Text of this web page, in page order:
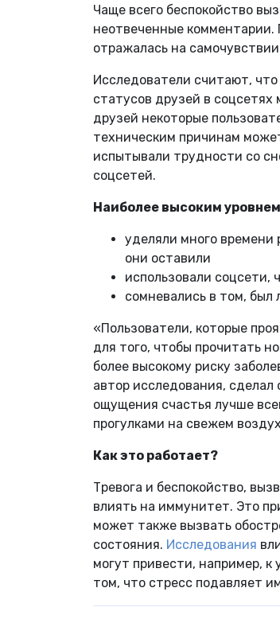
Чаще всего беспокойство
неотвеченные комментарии.
отражалась на
Исследователи считают,
статусов друзей в
друзей некоторые
техническим причинам
испытывали трудности со
соцсетей.
Наиболее высоким
уделяли много
они оставили
использовали соцсети,
сомневались в том,
«Пользователи, которые
для того, чтобы прочитать
более высокому риску
автор исследования,
ощущения счастья лучше
прогулками на свежем
Как это работает?
Тревога и беспокойство,
влиять на иммунитет. Это
может также вызвать
состояния. Исследования
могут привести, например, к
том, что стресс подавляет